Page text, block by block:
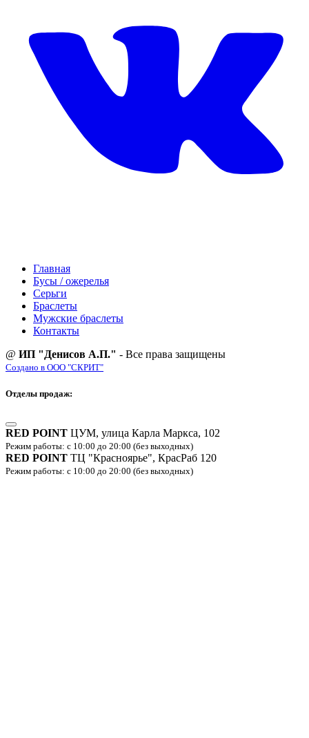
Главная
Бусы / ожерелья
Серьги
Браслеты
Мужские браслеты
Контакты
@ ИП "Денисов А.П." - Все права защищены
Создано в ООО "СКРИТ"
Отделы продаж:
RED POINT ЦУМ, улица Карла Маркса, 102
Режим работы: с 10:00 до 20:00 (без выходных)
RED POINT ТЦ "Красноярье", КрасРаб 120
Режим работы: с 10:00 до 20:00 (без выходных)